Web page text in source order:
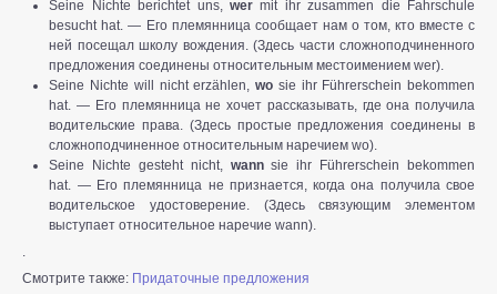
Seine Nichte berichtet uns, wermit ihr zusammen die Fahrschule
besucht hat. — Его племянница сообщает нам о том, кто вместе с
ней посещал школу вождения. (Здесь части сложноподчиненного
предложения соединены относительным местоимением wer).
Seine Nichte will nicht erzählen,wo sie ihr Führerschein bekommen
hat. — Его племянница не хочет рассказывать, где она получила
водительские права. (Здесь простые предложения соединены в
сложноподчиненное относительным наречием wo).
Seine Nichte gesteht nicht, wannsie ihr Führerschein bekommen
hat. — Его племянница не признается, когда она получила свое
водительское удостоверение. (Здесь связующим элементом
выступает относительное наречие wann).
.
Смотрите также: Придаточные предложения